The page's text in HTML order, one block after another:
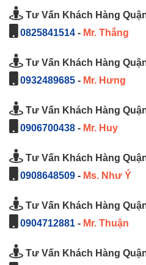
Tư Vấn Khách Hàng
0825841514 - Mr. Thắng
Tư Vấn Khách Hàng
0932489685 - Mr. Hưng
Tư Vấn Khách Hàng
0906700438 - Mr. Huy
Tư Vấn Khách Hàng
0908648509 - Ms. Như Ý
Tư Vấn Khách Hàng
0904712881 - Mr. Thuận
Tư Vấn Khách Hàng